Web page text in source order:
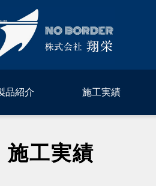
品紹介 施工実績
施工実績